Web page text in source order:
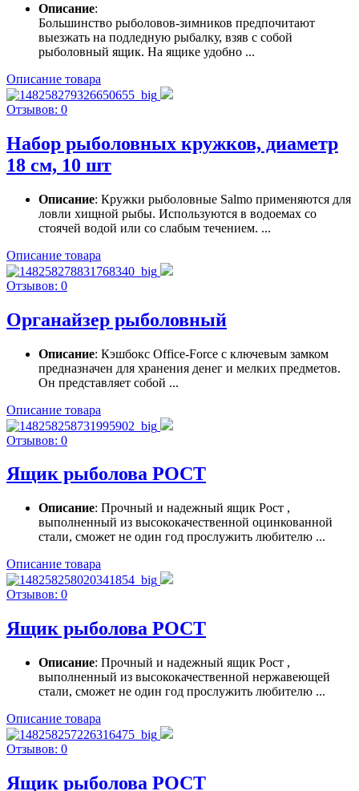
Описание:
Большинство рыболовов-зимников предпочитают
выезжать на подледную рыбалку, взяв с собой
рыболовный ящик. На ящике удобно ...
Описание товара
Отзывов: 0
Набор рыболовных кружков, диаметр
18 см, 10 шт
Описание: Кружки рыболовные Salmo применяются для
ловли хищной рыбы. Используются в водоемах со
стоячей водой или со слабым течением. ...
Описание товара
Отзывов: 0
Органайзер рыболовный
Описание: Кэшбокс Office-Force с ключевым замком
предназначен для хранения денег и мелких предметов.
Он представляет собой ...
Описание товара
Отзывов: 0
Ящик рыболова РОСТ
Описание: Прочный и надежный ящик Рост ,
выполненный из высококачественной оцинкованной
стали, сможет не один год прослужить любителю ...
Описание товара
Отзывов: 0
Ящик рыболова РОСТ
Описание: Прочный и надежный ящик Рост ,
выполненный из высококачественной нержавеющей
стали, сможет не один год прослужить любителю ...
Описание товара
Отзывов: 0
Ящик рыболова РОСТ